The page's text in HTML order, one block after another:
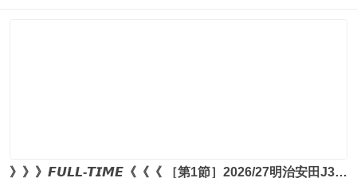
》》》𝙁𝙐𝙇𝙇-𝙏𝙄𝙈𝙀《《《 ［第1節］2026/27明治安田J3リ